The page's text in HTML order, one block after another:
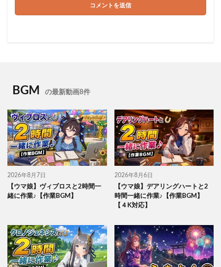
BGM の最新動画8件
2026年8月7日
【ウマ娘】ヴィブロスと2時間一
緒に作業♪【作業BGM】
2026年8月6日
【ウマ娘】デアリングハートと2
時間一緒に作業♪【作業BGM】
【４K対応】